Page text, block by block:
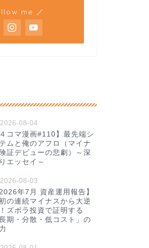
me ／
2026-08-04
４コマ漫画#110】最先端シ
ムと俺のアフロ（マイナ
証デビューの悲劇）～深
エッセイ～
2026-08-03
2026年7月 資産運用報告】
の連続マイナスから大逆
ズボラ投資で証明する
長期・分散・低コスト」の